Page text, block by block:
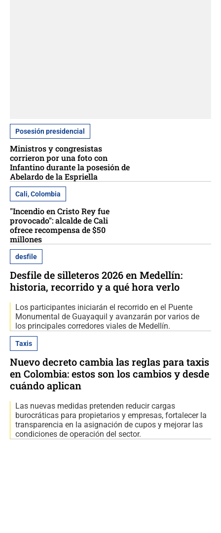
Posesión presidencial
Ministros y congresistas
corrieron por una foto con
Infantino durante la posesión de
Abelardo de la Espriella
Cali, Colombia
"Incendio en Cristo Rey fue
provocado": alcalde de Cali
ofrece recompensa de $50
millones
desfile
Desfile de silleteros 2026 en Medellín:
historia, recorrido y a qué hora verlo
Los participantes iniciarán el recorrido en el Puente
Monumental de Guayaquil y avanzarán por varios de
los principales corredores viales de Medellín.
Taxis
Nuevo decreto cambia las reglas para taxis
en Colombia: estos son los cambios y desde
cuándo aplican
Las nuevas medidas pretenden reducir cargas
burocráticas para propietarios y empresas, fortalecer la
transparencia en la asignación de cupos y mejorar las
condiciones de operación del sector.